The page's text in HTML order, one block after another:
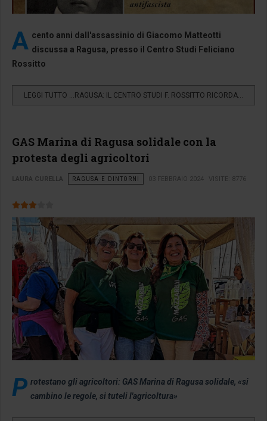
A cento anni dall'assassinio di Giacomo Matteotti
discussa a Ragusa, presso il Centro Studi Feliciano
Rossitto
LEGGI TUTTO …RAGUSA: IL CENTRO STUDI F. ROSSITTO RICORDA...
GAS Marina di Ragusa solidale con la
protesta degli agricoltori
LAURA CURELLA RAGUSA E DINTORNI 03 FEBBRAIO 2024 VISITE: 8776
Valutazione attuale:
P rotestano gli agricoltori: GAS Marina di Ragusa solidale, «si
cambino le regole, si tuteli l'agricoltura»